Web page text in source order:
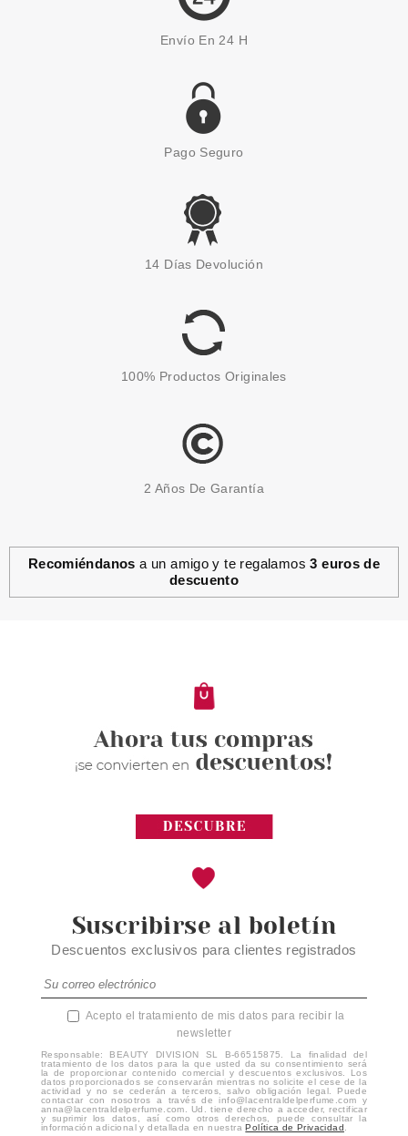
ESSENCE
JOYAS FACIALES
3.45€
ESSENCE
3.15€
Envío En 24 H
Pago Seguro
14 Días Devolución
100% Productos Originales
2 Años De Garantía
Recomiéndanos a un amigo y te regalamos3 euros de
descuento
Suscribirse al boletín
Descuentos exclusivos para clientes registrados
Acepto el tratamiento de mis datos para recibir la
newsletter
Responsable: BEAUTY DIVISION SL B-66515875. La finalidad del
tratamiento de los datos para la que usted da su consentimiento será
la de proporcionar contenido comercial y descuentos exclusivos. Los
datos proporcionados se conservarán mientras no solicite el cese de la
actividad y no se cederán a terceros, salvo obligación legal. Puede
contactar con nosotros a través de info@lacentraldelperfume.com y
anna@lacentraldelperfume.com. Ud. tiene derecho a acceder, rectificar
y suprimir los datos, así como otros derechos, puede consultar la
información adicional y detallada en nuestra Política de Privacidad .